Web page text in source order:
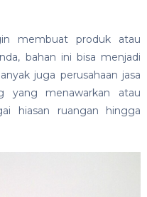
membuat produk atau
bahan ini bisa menjadi
juga perusahaan jasa
yang menawarkan atau
hiasan ruangan hingga